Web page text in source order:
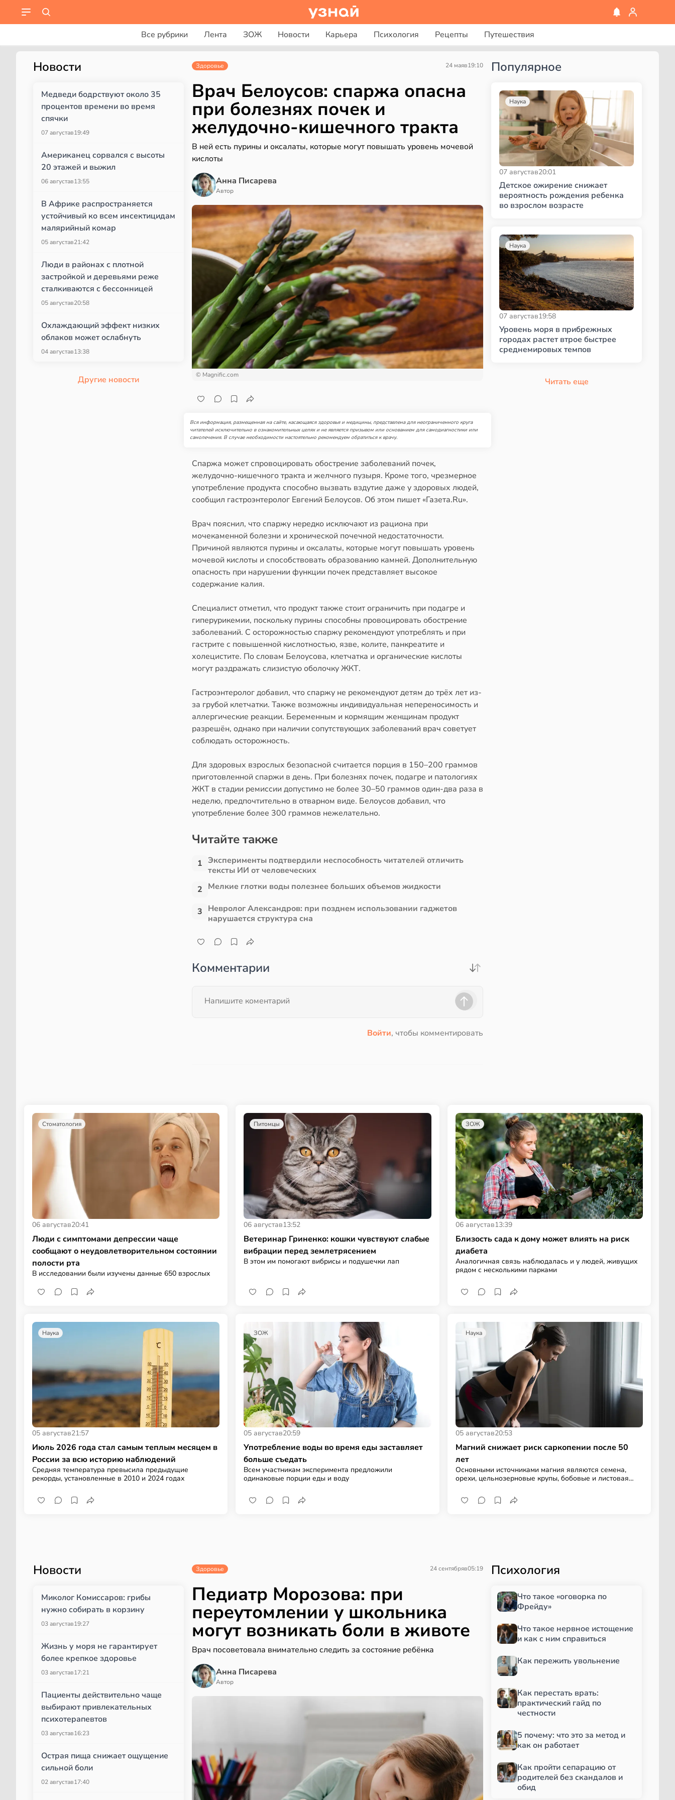
Все рубрики Лента ЗОЖ Новости Карьера Психология Рецепты Путешествия
Новости
Медведи бодрствуют около 35
процентов времени во время
спячки
07 августав19:49
Американец сорвался с высоты
20 этажей и выжил
06 августав13:55
В Африке распространяется
устойчивый ко всем инсектицидам
малярийный комар
05 августав21:42
Люди в районах с плотной
застройкой и деревьями реже
сталкиваются с бессонницей
05 августав20:58
Охлаждающий эффект низких
облаков может ослабнуть
04 августав13:38
Другие новости
Здоровье 24 маяв19:10
Врач Белоусов: спаржа опасна
при болезнях почек и
желудочно-кишечного тракта
В ней есть пурины и оксалаты, которые могут повышать уровень мочевой
кислоты
Анна Писарева
Автор
© Magnific.com
Вся информация, размещенная на сайте, касающаяся здоровья и медицины, представлена для неограниченного круга
читателей исключительно в ознакомительных целях и не является призывом или основанием для самодиагностики или
самолечения. В случае необходимости настоятельно рекомендуем обратиться к врачу.
Спаржа может спровоцировать обострение заболеваний почек,
желудочно-кишечного тракта и желчного пузыря. Кроме того, чрезмерное
употребление продукта способно вызвать вздутие даже у здоровых людей,
сообщил гастроэнтеролог Евгений Белоусов. Об этом пишет «Газета.Ru».
Врач пояснил, что спаржу нередко исключают из рациона при
мочекаменной болезни и хронической почечной недостаточности.
Причиной являются пурины и оксалаты, которые могут повышать уровень
мочевой кислоты и способствовать образованию камней. Дополнительную
опасность при нарушении функции почек представляет высокое
содержание калия.
Специалист отметил, что продукт также стоит ограничить при подагре и
гиперурикемии, поскольку пурины способны провоцировать обострение
заболеваний. С осторожностью спаржу рекомендуют употреблять и при
гастрите с повышенной кислотностью, язве, колите, панкреатите и
холецистите. По словам Белоусова, клетчатка и органические кислоты
могут раздражать слизистую оболочку ЖКТ.
Гастроэнтеролог добавил, что спаржу не рекомендуют детям до трёх лет из-
за грубой клетчатки. Также возможны индивидуальная непереносимость и
аллергические реакции. Беременным и кормящим женщинам продукт
разрешён, однако при наличии сопутствующих заболеваний врач советует
соблюдать осторожность.
Для здоровых взрослых безопасной считается порция в 150–200 граммов
приготовленной спаржи в день. При болезнях почек, подагре и патологиях
ЖКТ в стадии ремиссии допустимо не более 30–50 граммов один-два раза в
неделю, предпочтительно в отварном виде. Белоусов добавил, что
употребление более 300 граммов нежелательно.
Читайте также
1 Эксперименты подтвердили неспособность читателей отличить
тексты ИИ от человеческих
2 Мелкие глотки воды полезнее больших объемов жидкости
3 Невролог Александров: при позднем использовании гаджетов
нарушается структура сна
Комментарии
Войти, чтобы комментировать
Популярное
Наука
07 августав20:01
Детское ожирение снижает
вероятность рождения ребенка
во взрослом возрасте
Наука
07 августав19:58
Уровень моря в прибрежных
городах растет втрое быстрее
среднемировых темпов
Читать еще
Стоматология
06 августав20:41
Люди с симптомами депрессии чаще
сообщают о неудовлетворительном состоянии
полости рта
В исследовании были изучены данные 650 взрослых
Питомцы
06 августав13:52
Ветеринар Гриненко: кошки чувствуют слабые
вибрации перед землетрясением
В этом им помогают вибрисы и подушечки лап
ЗОЖ
06 августав13:39
Близость сада к дому может влиять на риск
диабета
Аналогичная связь наблюдалась и у людей, живущих
рядом с несколькими парками
Наука
05 августав21:57
Июль 2026 года стал самым теплым месяцем в
России за всю историю наблюдений
Средняя температура превысила предыдущие
рекорды, установленные в 2010 и 2024 годах
ЗОЖ
05 августав20:59
Употребление воды во время еды заставляет
больше съедать
Всем участникам эксперимента предложили
одинаковые порции еды и воду
Наука
05 августав20:53
Магний снижает риск саркопении после 50
лет
Основными источниками магния являются семена,
орехи, цельнозерновые крупы, бобовые и листовая
Новости
Миколог Комиссаров: грибы
нужно собирать в корзину
03 августав19:27
Жизнь у моря не гарантирует
более крепкое здоровье
03 августав17:21
Пациенты действительно чаще
выбирают привлекательных
психотерапевтов
03 августав16:23
Острая пища снижает ощущение
сильной боли
02 августав17:40
Здоровье 24 сентябряв05:19
Педиатр Морозова: при
переутомлении у школьника
могут возникать боли в животе
Врач посоветовала внимательно следить за состояние ребёнка
Анна Писарева
Автор
Психология
Что такое «оговорка по
Фрейду»
Что такое нервное истощение
и как с ним справиться
Как пережить увольнение
Как перестать врать:
практический гайд по
честности
5 почему: что это за метод и
как он работает
Как пройти сепарацию от
родителей без скандалов и
обид